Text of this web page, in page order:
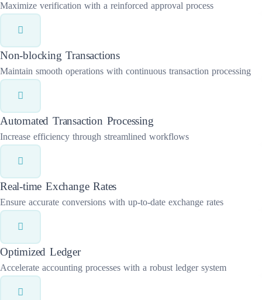
Maximize verification with a reinforced approval process
Non-blocking Transactions
Maintain smooth operations with continuous transaction processing
Automated Transaction Processing
Increase efficiency through streamlined workflows
Real-time Exchange Rates
Ensure accurate conversions with up-to-date exchange rates
Optimized Ledger
Accelerate accounting processes with a robust ledger system